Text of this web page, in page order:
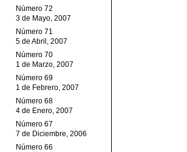
Número 72
3 de Mayo, 2007
Número 71
5 de Abril, 2007
Número 70
1 de Marzo, 2007
Número 69
1 de Febrero, 2007
Número 68
4 de Enero, 2007
Número 67
7 de Diciembre, 2006
Número 66